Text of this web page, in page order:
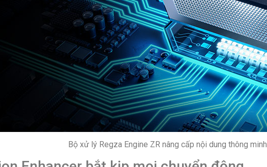
Bộ xử lý Regza Engine ZR nâng cấp nội dung thông minh